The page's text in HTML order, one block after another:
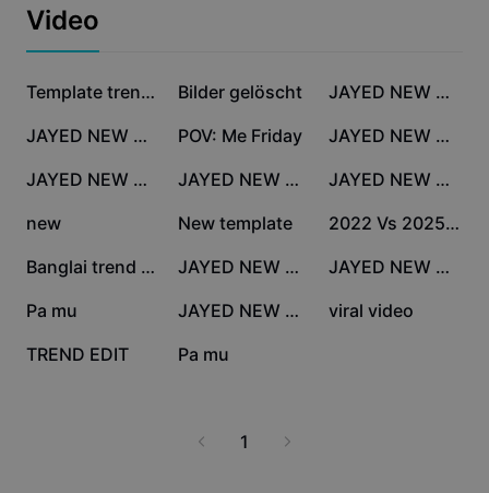
Automatische Untertitel
Marketing
Branchenvorlagen
Rückblick-Vorlagen
Vertrauenszentrum
Hilfezentrum
Über die CapCut-Nutzungsbedingungen
Dreamina Seedance 2.0 Launch
Video
43.449 Template trending 40.828
Bilder gelöscht 33.945 JAYED NEW MASTER
27.312 JAYED NEW MASTER 17.006
POV: Me Friday 16.954 JAYED NEW MASTER
16.194 JAYED NEW MASTER 15.977 JAYED NEW MASTER 15.770 JAYED NEW MASTER
14.379
new 12.315
New template 9575 2022 Vs 2025 Pic
7765 Banglai trend music 7497 JAYED NEW MASTER 5955 JAYED NEW MASTER
5938
Pa mu 5761 JAYED NEW MASTER 5144
viral video
2320
TREND EDIT 1790
Pa mu
1